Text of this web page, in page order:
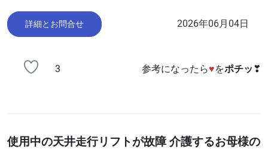
詳細とお問合せ 2026年06月04日
3 参考になったら♥をポチッ ❣
使用中の天井走行リフトが故障 介護するお母様の